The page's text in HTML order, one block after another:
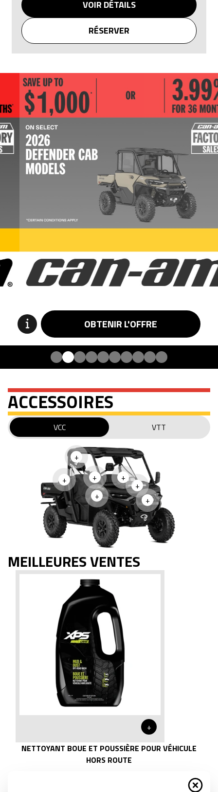
VOIR DÉTAILS
RÉSERVER
OBTENIR L'OFFRE
ACCESSOIRES
VCC VTT
+
+
+
+
+
+ +
MEILLEURES VENTES
+
NETTOYANT BOUE ET POUSSIÈRE POUR VÉHICULE
HORS ROUTE